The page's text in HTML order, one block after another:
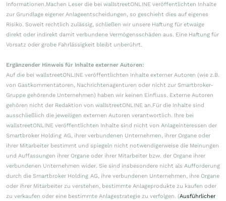
Informationen.Machen Leser die bei wallstreetONLINE veröffentlichten Inhalte
zur Grundlage eigener Anlageentscheidungen, so geschieht dies auf eigenes
Risiko. Soweit rechtlich zulässig, schließen wir unsere Haftung für etwaige
direkt oder indirekt damit verbundene Vermögensschäden aus. Eine Haftung für
Vorsatz oder grobe Fahrlässigkeit bleibt unberührt.
Ergänzender Hinweis für Inhalte externer Autoren:
Auf die bei wallstreetONLINE veröffentlichten Inhalte externer Autoren (wie z.B.
von Gastkommentatoren, Nachrichtenagenturen oder nicht zur Smartbroker-
Gruppe gehörende Unternehmen) haben wir keinen Einfluss. Externe Autoren
gehören nicht der Redaktion von wallstreetONLINE an.Für die Inhalte sind
ausschließlich die jeweiligen externen Autoren verantwortlich. Ihre bei
wallstreetONLINE veröffentlichten Inhalte sind nicht von Anlageinteressen der
Smartbroker Holding AG, ihrer verbundenen Unternehmen, ihrer Organe oder
ihrer Mitarbeiter bestimmt und spiegeln nicht notwendigerweise die Meinungen
und Auffassungen ihrer Organe oder ihrer Mitarbeiter bzw. der Organe ihrer
verbundenen Unternehmen wider. Sie sind insbesondere nicht als Aufforderung
durch die Smartbroker Holding AG, ihre verbundenen Unternehmen, ihre Organe
oder ihrer Mitarbeiter zu verstehen, bestimmte Anlageprodukte zu kaufen oder
zu verkaufen oder eine bestimmte Anlagestrategie zu verfolgen. (Ausführlicher